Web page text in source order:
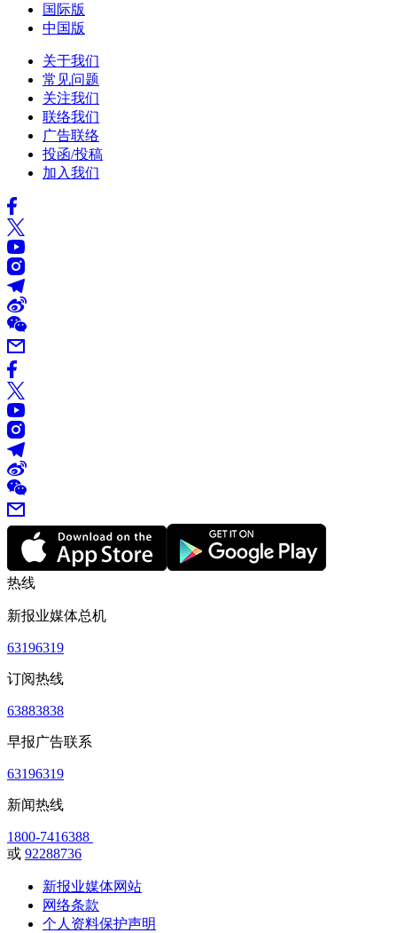
国际版
中国版
关于我们
常见问题
关注我们
联络我们
广告联络
投函/投稿
加入我们
热线
新报业媒体总机
63196319
订阅热线
63883838
早报广告联系
63196319
新闻热线
1800-7416388
或 92288736
新报业媒体网站
网络条款
个人资料保护声明